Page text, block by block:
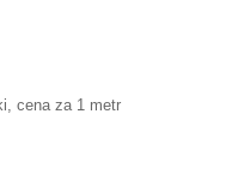
cena za 1 metr